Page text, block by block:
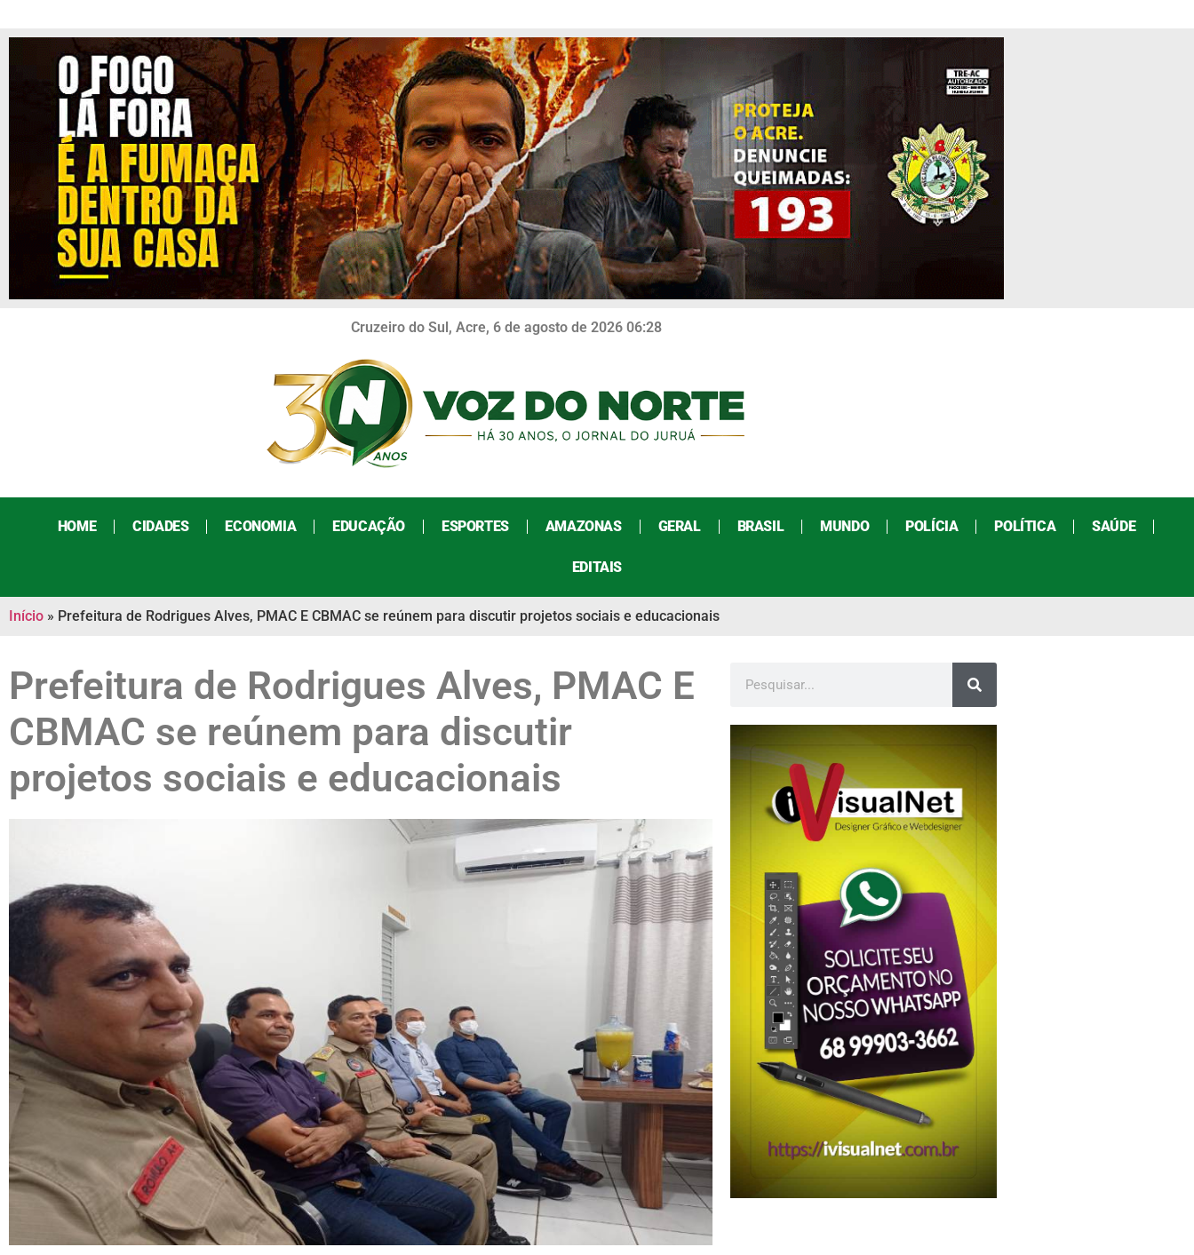
Cruzeiro do Sul, Acre, 6 de agosto de 2026 06:28
HOME CIDADES ECONOMIA EDUCAÇÃO ESPORTES AMAZONAS GERAL BRASIL MUNDO POLÍCIA POLÍTICA SAÚDE
EDITAIS
Início » Prefeitura de Rodrigues Alves, PMAC E CBMAC se reúnem para discutir projetos sociais e educacionais
Prefeitura de Rodrigues Alves, PMAC E
CBMAC se reúnem para discutir
projetos sociais e educacionais